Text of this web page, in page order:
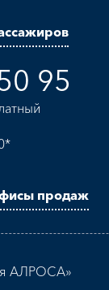
95
продаж
АЛРОСА»